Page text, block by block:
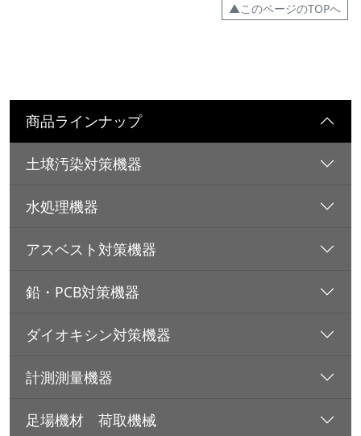
▲このページのTOPへ
商品ラインナップ
土壌汚染対策機器
水処理機器
アスベスト対策機器
鉛・PCB対策機器
ダイオキシン対策機器
計測測量機器
足場機材 荷取機械